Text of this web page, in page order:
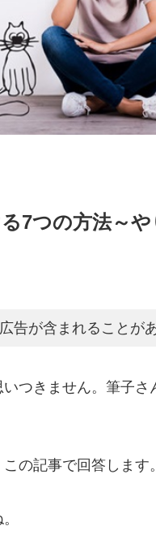
7つの方法～
告が含まれることが
つきません。筆子
の記事で回答します。